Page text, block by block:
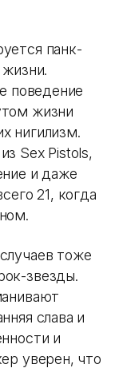
панк-
поведение
жизни
нигилизм.
Sex Pistols,
и даже
21, когда
тоже
звезды.
слава и
и
уверен, что